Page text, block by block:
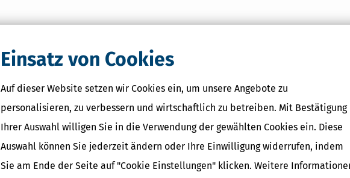
Einsatz von Cookies
Auf dieser Website setzen wir Cookies ein, um unsere Angebote zu
personalisieren, zu verbessern und wirtschaftlich zu betreiben. Mit Bestätigung
Ihrer Auswahl willigen Sie in die Verwendung der gewählten Cookies ein. Diese
Auswahl können Sie jederzeit ändern oder Ihre Einwilligung widerrufen, indem
Sie am Ende der Seite auf "Cookie Einstellungen" klicken. Weitere